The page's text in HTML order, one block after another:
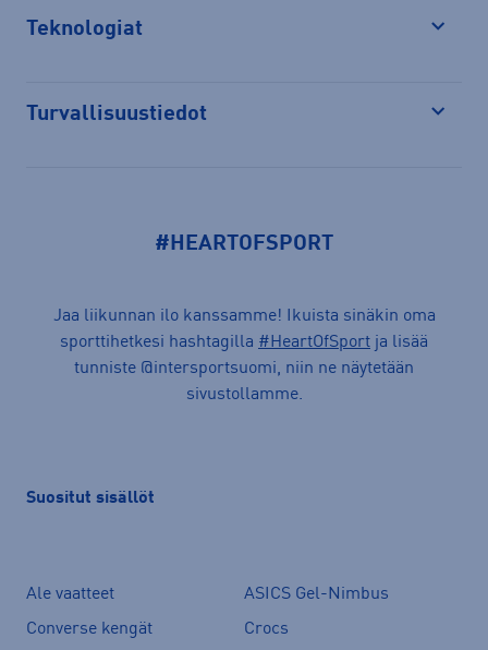
Teknologiat
Turvallisuustiedot
#HEARTOFSPORT
Jaa liikunnan ilo kanssamme! Ikuista sinäkin oma
sporttihetkesi hashtagilla #HeartOfSport ja lisää
tunniste @intersportsuomi, niin ne näytetään
sivustollamme.
Suositut sisällöt
Ale vaatteet
ASICS Gel-Nimbus
Converse kengät
Crocs